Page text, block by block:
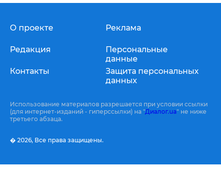
О проекте
Редакция
Контакты
Реклама
Персональные
данные
Защита персональных
данных
Использование материалов разрешается при условии ссылки
(для интернет-изданий - гиперссылки) на "Диалог.ua" не ниже
третьего абзаца.
� 2026, Все права защищены.